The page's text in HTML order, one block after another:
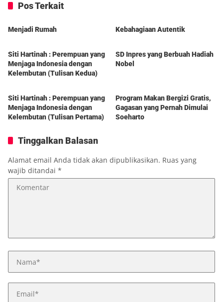
Pos Terkait
Berita
Menjadi Rumah Kebahagiaan Autentik
Berita
Siti Hartinah : Perempuan yang
Menjaga Indonesia dengan
Kelembutan (Tulisan Kedua)
SD Inpres yang Berbuah Hadiah
Nobel
Siti Hartinah : Perempuan yang
Menjaga Indonesia dengan
Kelembutan (Tulisan Pertama)
Program Makan Bergizi Gratis,
Gagasan yang Pernah Dimulai
Soeharto
Tinggalkan Balasan
Alamat email Anda tidak akan dipublikasikan. Ruas yang
wajib ditandai *